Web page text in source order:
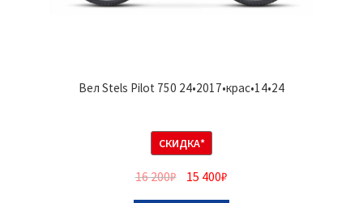
Вел Stels Pilot 750 24•2017•крас•14•24
СКИДКА*
16 200₽ 15 400₽